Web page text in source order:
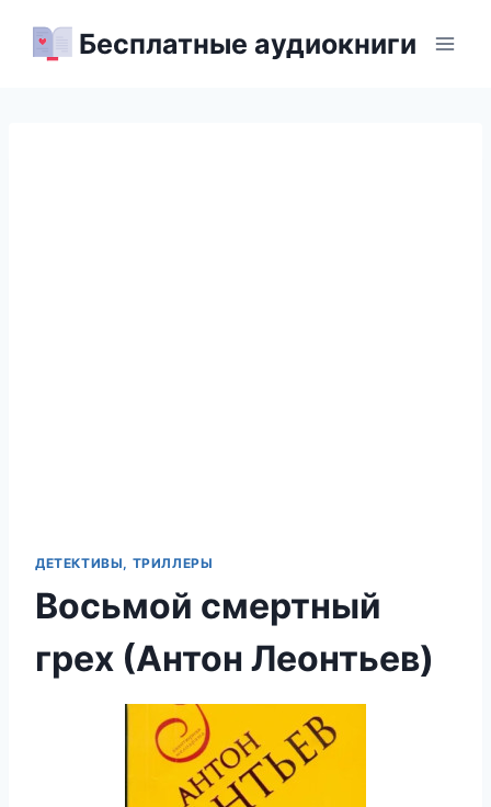
Бесплатные аудиокниги
ДЕТЕКТИВЫ, ТРИЛЛЕРЫ
Восьмой смертный
грех (Антон Леонтьев)